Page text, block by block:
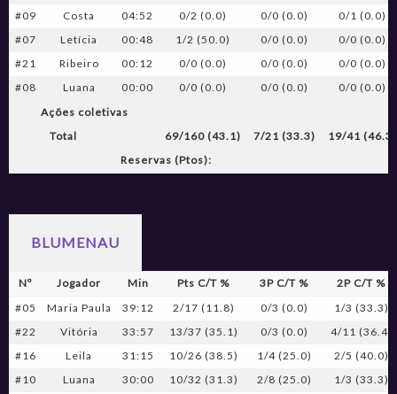
#09
Costa 04:52 0/2 (0.0) 0/0 (0.0)
0/1 (0.0)
#07
Letícia 00:48 1/2 (50.0) 0/0 (0.0)
0/0 (0.0)
#21
Ribeiro 00:12 0/0 (0.0) 0/0 (0.0)
0/0 (0.0)
#08
Luana 00:00 0/0 (0.0) 0/0 (0.0)
0/0 (0.0)
Ações coletivas
Total
69/160 (43.1) 7/21 (33.3)
19/41 (46.3)
Reservas (Ptos):
BLUMENAU
Nº Jogador Min Pts C/T % 3P C/T %
2P C/T %
#05
Maria Paula 39:12 2/17 (11.8) 0/3 (0.0)
1/3 (33.3)
#22
Vitória 33:57 13/37 (35.1) 0/3 (0.0)
4/11 (36.4)
#16
Leila 31:15 10/26 (38.5) 1/4 (25.0)
2/5 (40.0)
#10
Luana 30:00 10/32 (31.3) 2/8 (25.0)
1/3 (33.3)